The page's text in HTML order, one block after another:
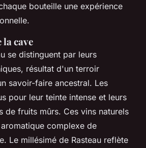
bouteille une expérience
cave
se distinguent par leurs
résultat d'un terroir
savoir-faire ancestral. Les
pour leur teinte intense et leurs
fruits mûrs. Ces vins naturels
complexe de
Le millésimé de Rasteau reflète